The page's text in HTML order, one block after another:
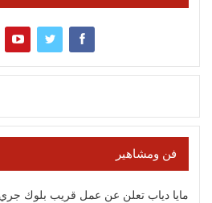
فن ومشاهير
مايا دياب تعلن عن عمل قريب بلوك